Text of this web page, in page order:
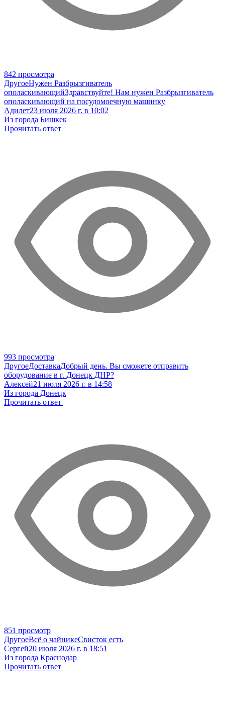
842 просмотра
ДругоеНужен Разбрызгиватель
ополаскивающийЗдравствуйте! Нам нужен Разбрызгиватель
ополаскивающий на посудомоечную машинку
Адилет23 июля 2026 г. в 10:02
Из города Бишкек
Прочитать ответ
993 просмотра
ДругоеДоставкаДобрый день. Вы сможете отправить
оборудование в г. Донецк ДНР?
Алексей21 июля 2026 г. в 14:58
Из города Донецк
Прочитать ответ
851 просмотр
ДругоеВсё о чайникеСвисток есть
Сергей20 июля 2026 г. в 18:51
Из города Краснодар
Прочитать ответ